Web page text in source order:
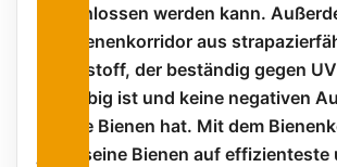
verschlossen werden kann.
der Bienenkorridor aus
Kunststoff, der beständig gegen
langlebig ist und keine negativen
auf die Bienen hat. Mit dem
jeder seine Bienen auf